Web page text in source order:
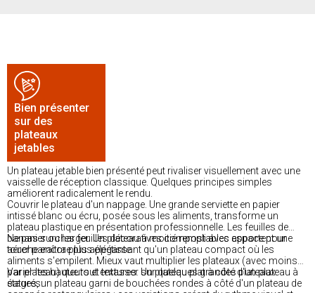
Bien présenter
sur des
plateaux
jetables
Un plateau jetable bien présenté peut rivaliser visuellement avec une
vaisselle de réception classique. Quelques principes simples
améliorent radicalement le rendu.
Couvrir le plateau d'un nappage. Une grande serviette en papier
intissé blanc ou écru, posée sous les aliments, transforme un
plateau plastique en présentation professionnelle. Les feuilles de
bananier ou les feuilles décoratives compostables apportent une
touche encore plus élégante.
Ne pas surcharger. Un plateau à moitié rempli avec espace pour
aérer paraîtra plus appétissant qu'un plateau compact où les
aliments s'empilent. Mieux vaut multiplier les plateaux (avec moins
par plateau) que tout entasser sur quelques grandes plateaux
saturés.
Varier les hauteurs et textures. Un plateau plat à côté d'un plateau à
étages, un plateau garni de bouchées rondes à côté d'un plateau de